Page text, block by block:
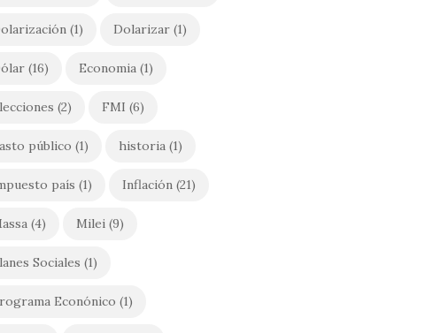
(1) Dolarizar(1)
(16) Economia(1)
(2) FMI (6)
público (1) historia(1)
país (1) Inflación(21)
(4) Milei(9)
Sociales (1)
Econónico (1)